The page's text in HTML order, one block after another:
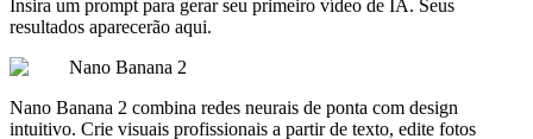
Insira um prompt para gerar seu primeiro vídeo de IA. Seus
resultados aparecerão aqui.
Nano Banana 2
Nano Banana 2 combina redes neurais de ponta com design
intuitivo. Crie visuais profissionais a partir de texto, edite fotos